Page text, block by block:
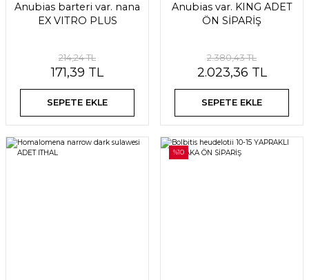
Anubias barteri var. nana
EX VITRO PLUS
214,24 TL
171,39 TL
SEPETE EKLE
Anubias var. KING ADET
ÖN SİPARİŞ
2.380,43 TL
2.023,36 TL
SEPETE EKLE
%10